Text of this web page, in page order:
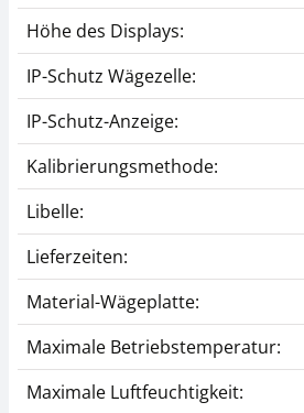
Höhe des Displays:
IP-Schutz Wägezelle:
IP-Schutz-Anzeige:
Kalibrierungsmethode:
Libelle:
Lieferzeiten:
Material-Wägeplatte:
Maximale Betriebstemperatur:
Maximale Luftfeuchtigkeit: